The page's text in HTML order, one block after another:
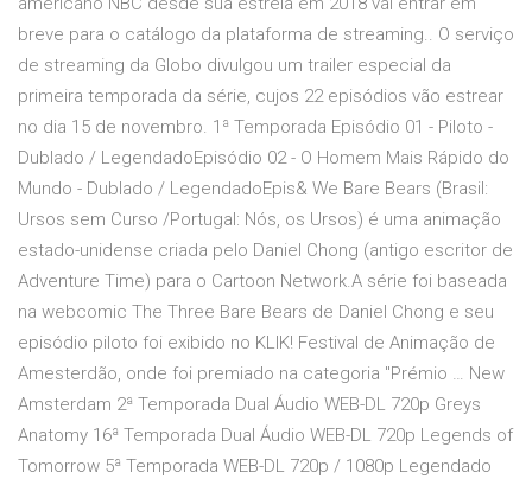
breve para o catálogo da plataforma de streaming.. O serviço
de streaming da Globo divulgou um trailer especial da
primeira temporada da série, cujos 22 episódios vão estrear
no dia 15 de novembro. 1ª Temporada Episódio 01 - Piloto -
Dublado / LegendadoEpisódio 02 - O Homem Mais Rápido do
Mundo - Dublado / LegendadoEpis& We Bare Bears (Brasil:
Ursos sem Curso /Portugal: Nós, os Ursos) é uma animação
estado-unidense criada pelo Daniel Chong (antigo escritor de
Adventure Time) para o Cartoon Network.A série foi baseada
na webcomic The Three Bare Bears de Daniel Chong e seu
episódio piloto foi exibido no KLIK! Festival de Animação de
Amesterdão, onde foi premiado na categoria "Prémio … New
Amsterdam 2ª Temporada Dual Áudio WEB-DL 720p Greys
Anatomy 16ª Temporada Dual Áudio WEB-DL 720p Legends of
Tomorrow 5ª Temporada WEB-DL 720p / 1080p Legendado